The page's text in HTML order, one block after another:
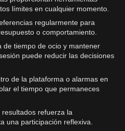
límites en cualquier momento.
regularmente para
o comportamiento.
de tiempo de ocio y mantener
puede reducir las decisiones
de la plataforma o alarmas en
el tiempo que permaneces
refuerza la
una participación reflexiva.